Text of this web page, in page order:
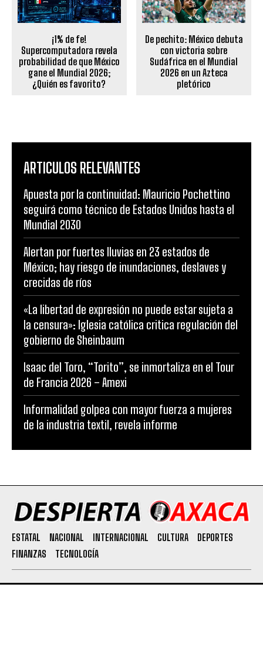
¡1% de fe!
Supercomputadora revela
probabilidad de que México
gane el Mundial 2026;
¿Quién es favorito?
De pechito: México debuta
con victoria sobre
Sudáfrica en el Mundial
2026 en un Azteca
pletórico
ARTICULOS RELEVANTES
Apuesta por la continuidad: Mauricio Pochettino
seguirá como técnico de Estados Unidos hasta el
Mundial 2030
Alertan por fuertes lluvias en 23 estados de
México; hay riesgo de inundaciones, deslaves y
crecidas de ríos
«La libertad de expresión no puede estar sujeta a
la censura»: Iglesia católica critica regulación del
gobierno de Sheinbaum
Isaac del Toro, “Torito”, se inmortaliza en el Tour
de Francia 2026 – Amexi
Informalidad golpea con mayor fuerza a mujeres
de la industria textil, revela informe
ESTATAL NACIONAL INTERNACIONAL CULTURA
DEPORTES
FINANZAS
TECNOLOGÍA